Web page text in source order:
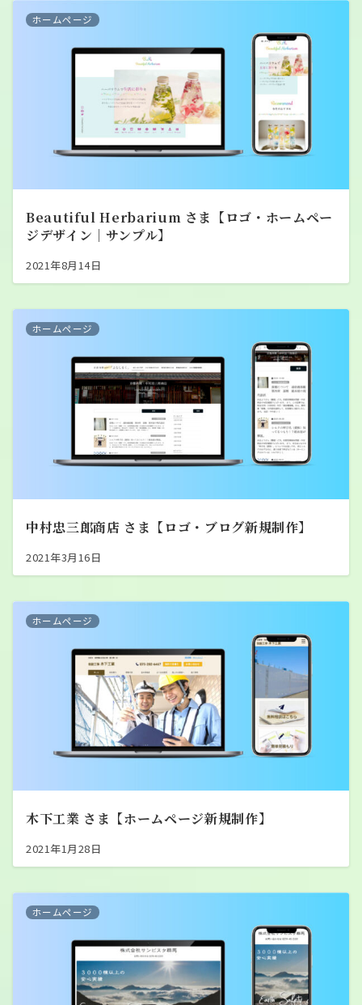
ホームページ
Beautiful Herbarium さま【ロゴ・ホームペー
ジデザイン｜サンプル】
2021年8月14日
ホームページ
中村忠三郎商店 さま【ロゴ・ブログ新規制作】
2021年3月16日
ホームページ
木下工業 さま【ホームページ新規制作】
2021年1月28日
ホームページ